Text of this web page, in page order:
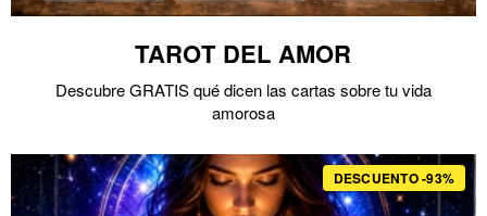
TAROT DEL AMOR
Descubre GRATIS qué dicen las cartas sobre tu vida
amorosa
DESCUENTO -93%